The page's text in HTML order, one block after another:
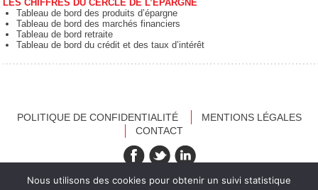
LES CHIFFRES DU CERCLE DE L’ÉPARGNE
Tableau de bord des produits d’épargne
Tableau de bord des marchés financiers
Tableau de bord retraite
Tableau de bord du crédit et des taux d’intérêt
POLITIQUE DE CONFIDENTIALITÉ
MENTIONS LÉGALES
CONTACT
recevez nos newsletters
Nous utilisons des cookies pour obtenir un suivi statistique